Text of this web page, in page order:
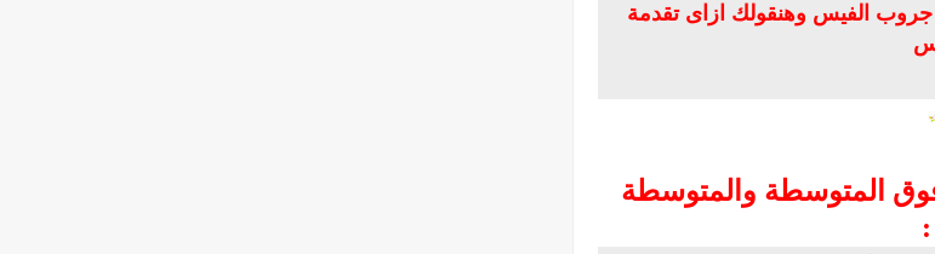
الفيس وهنقولك ازاى تقدمة
المتوسطة والمتوسطة